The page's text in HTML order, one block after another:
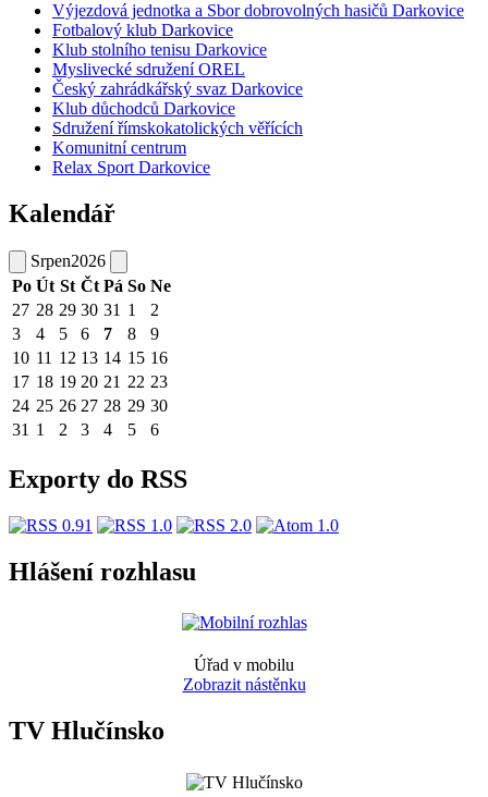
Výjezdová jednotka a Sbor dobrovolných hasičů Darkovice
Fotbalový klub Darkovice
Klub stolního tenisu Darkovice
Myslivecké sdružení OREL
Český zahrádkářský svaz Darkovice
Klub důchodců Darkovice
Sdružení římskokatolických věřících
Komunitní centrum
Relax Sport Darkovice
Kalendář
Srpen2026
Po Út St Čt Pá So Ne
27 28 29 30 31 1
2
3
4 5 6 7 8
9
10 11 12 13 14 15 16
17 18 19 20 21 22 23
24 25 26 27 28 29 30
31 1 2 3 4 5 6
Exporty do RSS
Hlášení rozhlasu
Úřad v mobilu
Zobrazit nástěnku
TV Hlučínsko